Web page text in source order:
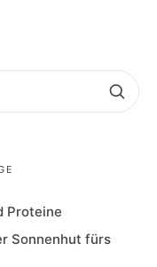
Proteine
Sonnenhut fürs